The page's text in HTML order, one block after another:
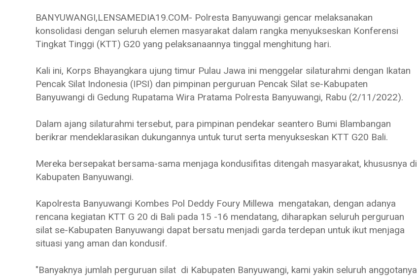
BANYUWANGI,LENSAMEDIA19.COM- Polresta Banyuwangi gencar melaksanakan
konsolidasi dengan seluruh elemen masyarakat dalam rangka menyukseskan Konferensi
Tingkat Tinggi (KTT) G20 yang pelaksanaannya tinggal menghitung hari.
Kali ini, Korps Bhayangkara ujung timur Pulau Jawa ini menggelar silaturahmi dengan Ikatan
Pencak Silat Indonesia (IPSI) dan pimpinan perguruan Pencak Silat se-Kabupaten
Banyuwangi di Gedung Rupatama Wira Pratama Polresta Banyuwangi, Rabu (2/11/2022).
Dalam ajang silaturahmi tersebut, para pimpinan pendekar seantero Bumi Blambangan
berikrar mendeklarasikan dukungannya untuk turut serta menyukseskan KTT G20 Bali.
Mereka bersepakat bersama-sama menjaga kondusifitas ditengah masyarakat, khususnya di
Kabupaten Banyuwangi.
Kapolresta Banyuwangi Kombes Pol Deddy Foury Millewa mengatakan, dengan adanya
rencana kegiatan KTT G 20 di Bali pada 15 -16 mendatang, diharapkan seluruh perguruan
silat se-Kabupaten Banyuwangi dapat bersatu menjadi garda terdepan untuk ikut menjaga
situasi yang aman dan kondusif.
"Banyaknya jumlah perguruan silat di Kabupaten Banyuwangi, kami yakin seluruh anggotanya